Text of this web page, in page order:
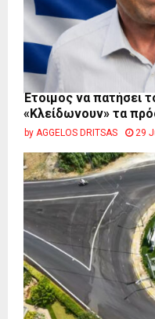
Έτοιμος να πατήσει
«Κλείδωνουν» τα
by AGGELOS DRITSAS 29